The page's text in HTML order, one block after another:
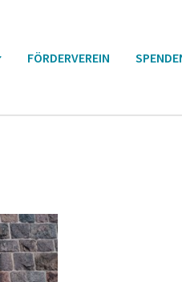
FÖRDERVEREIN